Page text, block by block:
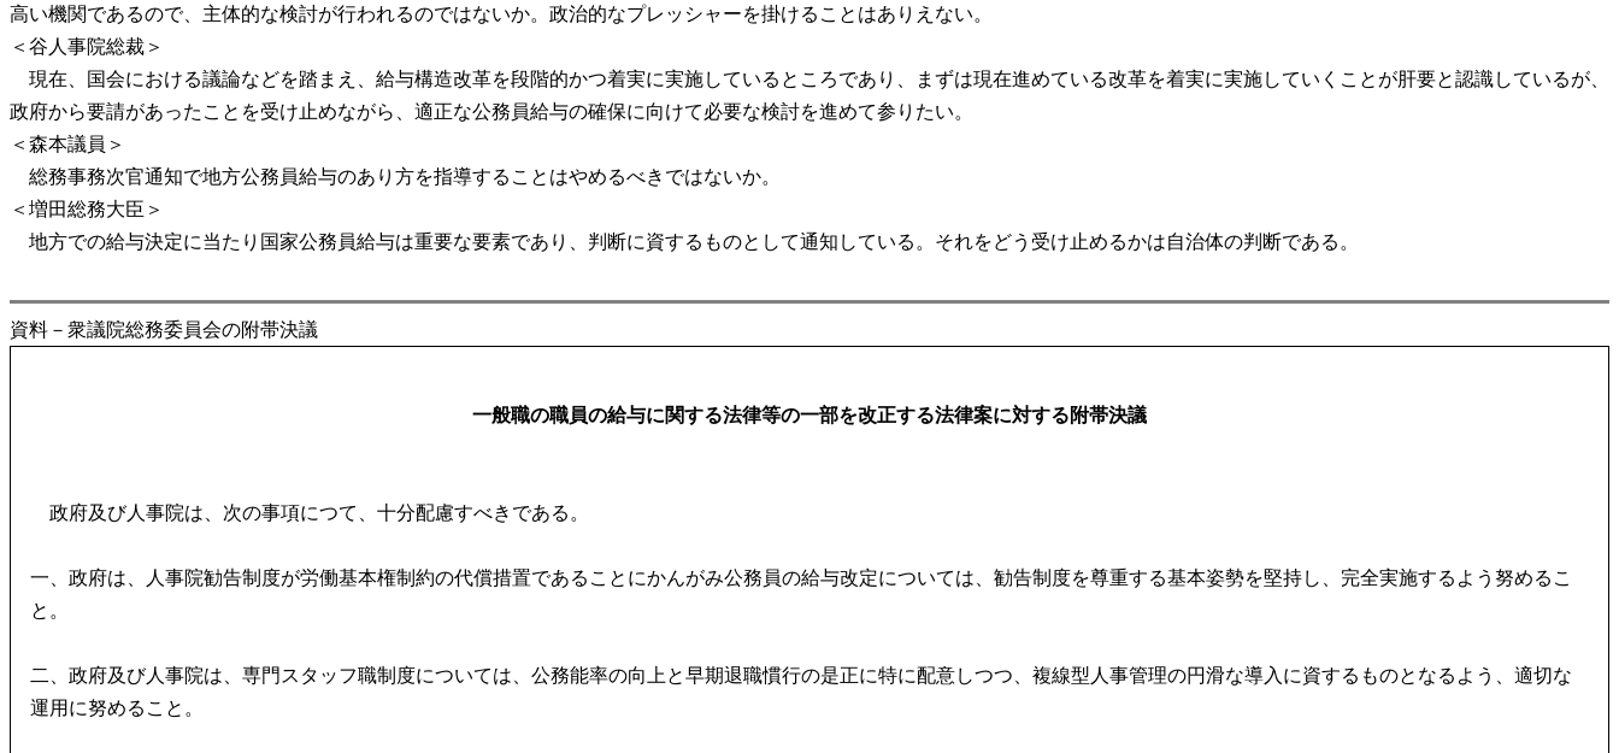
高い機関であるので、主体的な検討が行われるのではないか。政治的なプレッシャーを掛けることはありえない。
＜谷人事院総裁＞
現在、国会における議論などを踏まえ、給与構造改革を段階的かつ着実に実施しているところであり、まずは現在進めている改革を着実に実施していくことが肝要と認識しているが、
政府から要請があったことを受け止めながら、適正な公務員給与の確保に向けて必要な検討を進めて参りたい。
＜森本議員＞
総務事務次官通知で地方公務員給与のあり方を指導することはやめるべきではないか。
＜増田総務大臣＞
地方での給与決定に当たり国家公務員給与は重要な要素であり、判断に資するものとして通知している。それをどう受け止めるかは自治体の判断である。
資料－衆議院総務委員会の附帯決議
一般職の職員の給与に関する法律等の一部を改正する法律案に対する附帯決議
政府及び人事院は、次の事項につて、十分配慮すべきである。
一、政府は、人事院勧告制度が労働基本権制約の代償措置であることにかんがみ公務員の給与改定については、勧告制度を尊重する基本姿勢を堅持し、完全実施するよう努めるこ
と。
二、政府及び人事院は、専門スタッフ職制度については、公務能率の向上と早期退職慣行の是正に特に配意しつつ、複線型人事管理の円滑な導入に資するものとなるよう、適切な
運用に努めること。